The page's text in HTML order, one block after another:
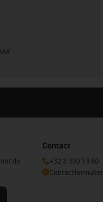
de
Contact
+32 3 330 13 60
Contactformulier